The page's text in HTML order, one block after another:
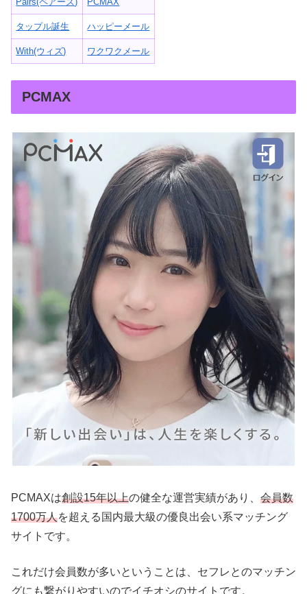
タップル誕生 ハッピーメール
With(ウィズ) ワクワクメール
PCMAX
PCMAXは創設15年以上の健全な運営実績があり、 会員数
1700万人を超える国内最大級の優良出会い系マッチング
サイトです。
これだけ会員数が多いということは、セフレとのマッチン
グにも繋がりやすいのでイチオシのサイトです。